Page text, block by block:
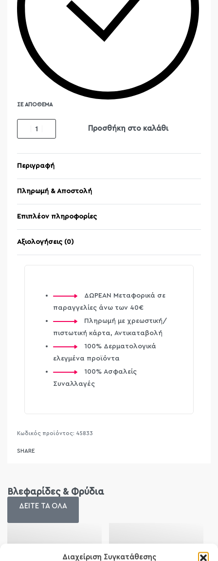
Διαχείριση Συγκατάθεσης
ΣΕ ΑΠΌΘΕΜΑ
Προσθήκη στο καλάθι
Περιγραφή
Πληρωμή & Αποστολή
Επιπλέον πληροφορίες
Αξιολογήσεις (0)
ΔΩΡΕΑΝ Μεταφορικά σε
παραγγελίες άνω των 40€
Πληρωμή με χρεωστική/
πιστωτική κάρτα, Αντικαταβολή
100% Δερματολογικά
ελεγμένα προϊόντα
100% Ασφαλείς
Συναλλαγές
45833
SHARE
Βλεφαρίδες & Φρύδια
ΔΕΙΤΕ ΤΑ ΟΛΑ